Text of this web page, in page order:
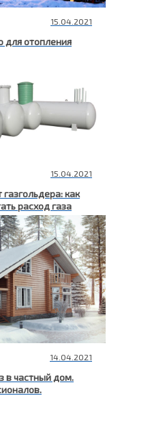
15.04.2021
для отопления
15.04.2021
газгольдера: как
расход газа
14.04.2021
в частный дом.